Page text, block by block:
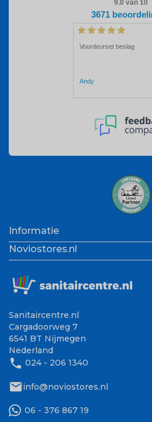
Informatie
Noviostores.nl
Sanitaircentre.nl
Cargadoorweg 7
6541 BT Nijmegen
Nederland
phone 024 - 206 1340
mailinfo@noviostores.nl
06 - 376 867 19